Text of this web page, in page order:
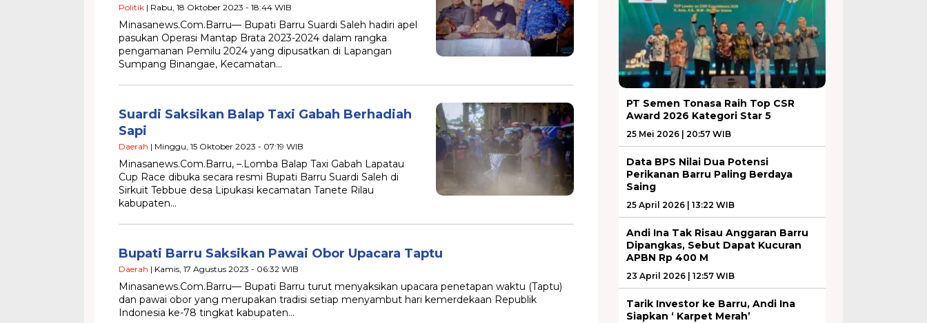
Politik | Rabu, 18 Oktober 2023 - 18:44 WIB
Minasanews.Com.Barru— Bupati Barru Suardi Saleh hadiri apel
pasukan Operasi Mantap Brata 2023-2024 dalam rangka
pengamanan Pemilu 2024 yang dipusatkan di Lapangan
Sumpang Binangae, Kecamatan…
Suardi Saksikan Balap Taxi Gabah Berhadiah
Sapi
Daerah | Minggu, 15 Oktober 2023 - 07:19 WIB
Minasanews.Com.Barru, –.Lomba Balap Taxi Gabah Lapatau
Cup Race dibuka secara resmi Bupati Barru Suardi Saleh di
Sirkuit Tebbue desa Lipukasi kecamatan Tanete Rilau
kabupaten…
Bupati Barru Saksikan Pawai Obor Upacara Taptu
Daerah | Kamis, 17 Agustus 2023 - 06:32 WIB
Minasanews.Com.Barru— Bupati Barru turut menyaksikan upacara penetapan waktu (Taptu)
dan pawai obor yang merupakan tradisi setiap menyambut hari kemerdekaan Republik
Indonesia ke-78 tingkat kabupaten…
PT Semen Tonasa Raih Top CSR
Award 2026 Kategori Star 5
25 Mei 2026 | 20:57 WIB
Data BPS Nilai Dua Potensi
Perikanan Barru Paling Berdaya
Saing
25 April 2026 | 13:22 WIB
Andi Ina Tak Risau Anggaran Barru
Dipangkas, Sebut Dapat Kucuran
APBN Rp 400 M
23 April 2026 | 12:57 WIB
Tarik Investor ke Barru, Andi Ina
Siapkan ‘ Karpet Merah’